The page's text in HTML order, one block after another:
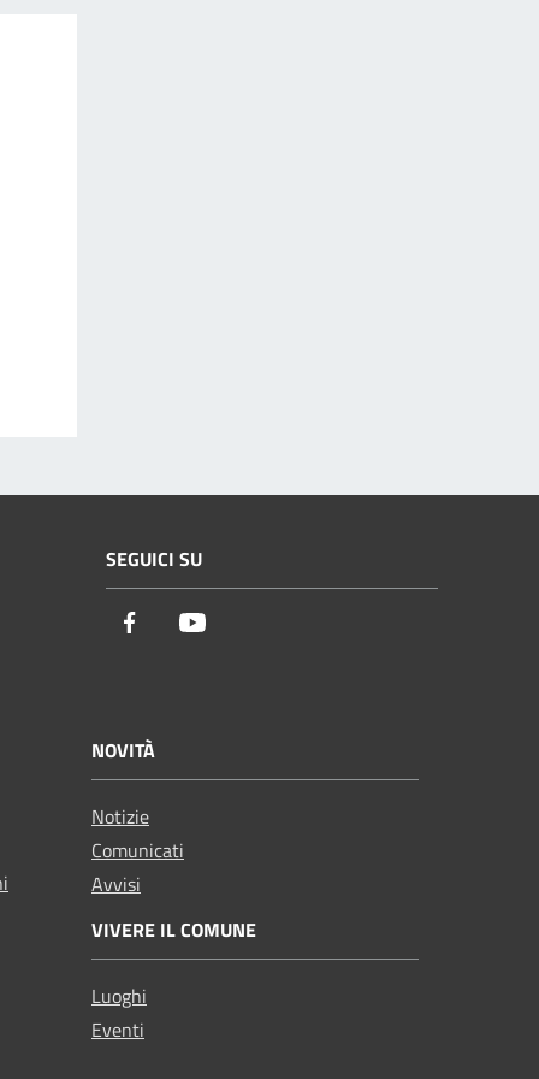
SEGUICI SU
Facebook
NOVITÀ
Notizie
Comunicati
Avvisi
VIVERE IL COMUNE
Luoghi
Eventi